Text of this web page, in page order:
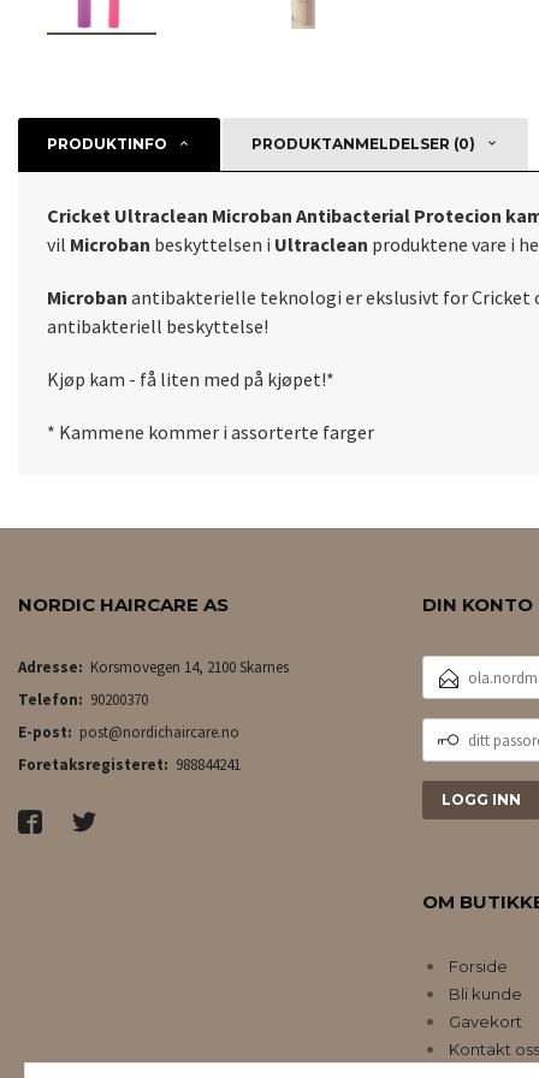
PRODUKTINFO PRODUKTANMELDELSER (0)
Cricket Ultraclean Microban Antibacterial Protecion
vil Microban beskyttelsen i Ultraclean produktene vare i
Microban antibakterielle teknologi er ekslusivt for Cricket
antibakteriell beskyttelse!
Kjøp kam - få liten med på kjøpet!*
* Kammene kommer i assorterte farger
NORDIC HAIRCARE AS
Adresse: Korsmovegen 14, 2100 Skarnes
Telefon: 90200370
E-post: post@nordichaircare.no
Foretaksregisteret: 988844241
DIN KONTO
POSTADRESSE
PASSORD
OM
Forside
Bli kunde
Gavekort
Kontakt oss